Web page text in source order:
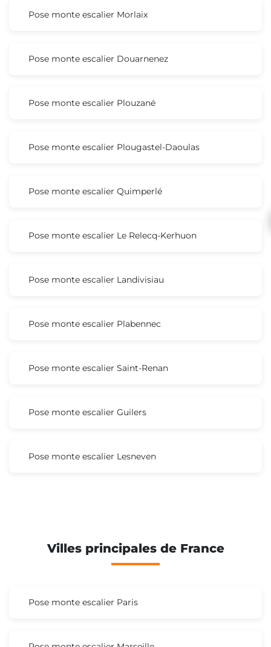
Pose monte escalier Morlaix
Pose monte escalier Douarnenez
Pose monte escalier Plouzané
Pose monte escalier Plougastel-Daoulas
Pose monte escalier Quimperlé
Pose monte escalier Le Relecq-Kerhuon
Pose monte escalier Landivisiau
Pose monte escalier Plabennec
Pose monte escalier Saint-Renan
Pose monte escalier Guilers
Pose monte escalier Lesneven
Villes principales de France
Pose monte escalier Paris